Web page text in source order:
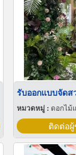
หมวดหมู่ : ดอกไม้
ติดต่อ